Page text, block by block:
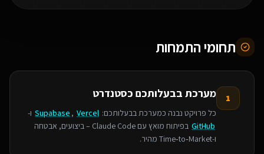
תחומי התמחות
1 מערכת בבעלותכם כסטנדרט
כל פרויקט נבנה כמערכת בבעלותכם: Supabase , Vercel
ו-
GitHub
בפיתוח מואץ עם Claude Code – ביצועים, אבטחה
ו‑Time‑to‑Market מהיר.